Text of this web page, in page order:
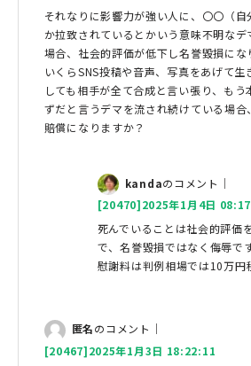
それなりに影響力が強い人に、〇〇（自
か拉致されているとかいう意味不明なデ
場合、社会的評価が低下し名誉毀損にな
いくらSNS投稿や音声、写真をあげて
しても相手が全て合成と言い張り、もう
ずだと言うデマを流され続けている場合
賠償になりますか？
kandaのコメント｜
[20470]2025年1月4日
死んでいることは社会的評価
で、名誉毀損ではなく侮辱です
慰謝料は判例相場では10万円
匿名のコメント｜
[20467]2025年1月3日 18:22:11